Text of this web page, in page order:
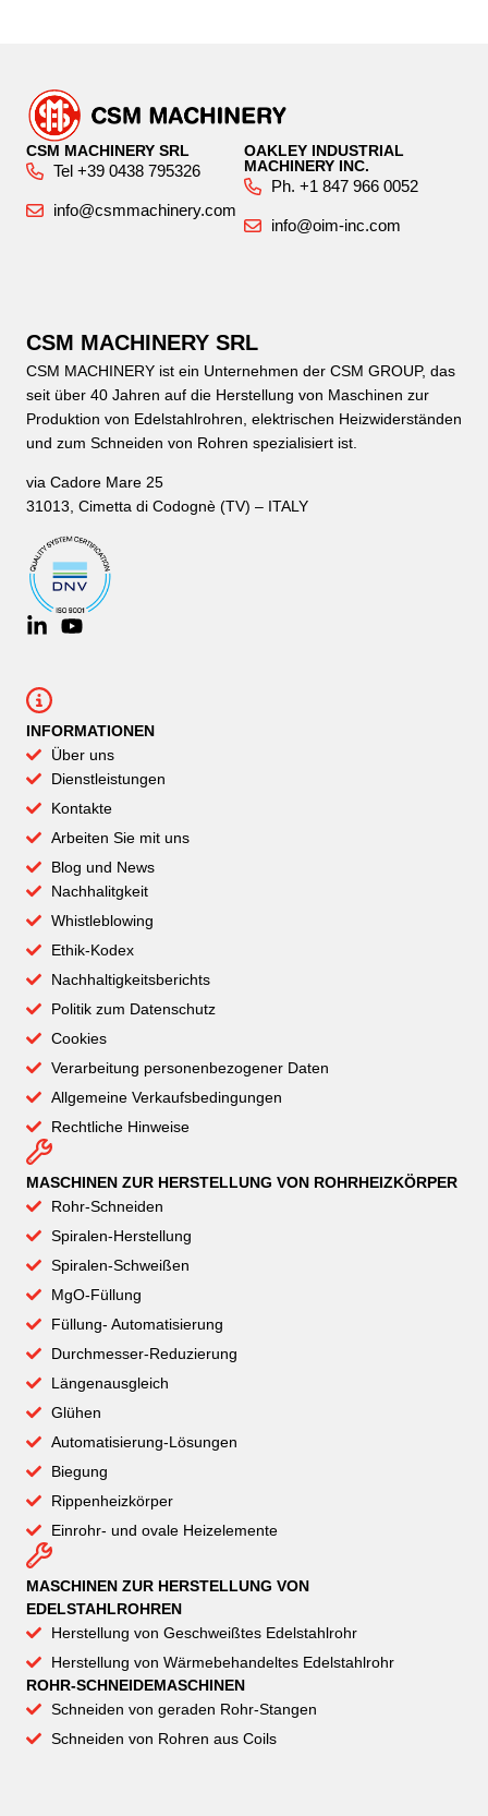
CSM MACHINERY SRL
Tel +39 0438 795326
info@csmmachinery.com
OAKLEY INDUSTRIAL
MACHINERY INC.
Ph. +1 847 966 0052
info@oim-inc.com
CSM MACHINERY SRL
CSM MACHINERY ist ein Unternehmen der CSM GROUP, das
seit über 40 Jahren auf die Herstellung von Maschinen zur
Produktion von Edelstahlrohren, elektrischen Heizwiderständen
und zum Schneiden von Rohren spezialisiert ist.
via Cadore Mare 25
31013, Cimetta di Codognè (TV) – ITALY
INFORMATIONEN
Über uns
Dienstleistungen
Kontakte
Arbeiten Sie mit uns
Blog und News
Nachhalitgkeit
Whistleblowing
Ethik-Kodex
Nachhaltigkeitsberichts
Politik zum Datenschutz
Cookies
Verarbeitung personenbezogener Daten
Allgemeine Verkaufsbedingungen
Rechtliche Hinweise
MASCHINEN ZUR HERSTELLUNG VON ROHRHEIZKÖRPER
Rohr-Schneiden
Spiralen-Herstellung
Spiralen-Schweißen
MgO-Füllung
Füllung- Automatisierung
Durchmesser-Reduzierung
Längenausgleich
Glühen
Automatisierung-Lösungen
Biegung
Rippenheizkörper
Einrohr- und ovale Heizelemente
MASCHINEN ZUR HERSTELLUNG VON
EDELSTAHLROHREN
Herstellung von Geschweißtes Edelstahlrohr
Herstellung von Wärmebehandeltes Edelstahlrohr
ROHR-SCHNEIDEMASCHINEN
Schneiden von geraden Rohr-Stangen
Schneiden von Rohren aus Coils